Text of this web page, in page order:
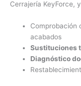
Cerrajería KeyForce,
Comprobación
acabados
Sustituciones
Diagnóstico